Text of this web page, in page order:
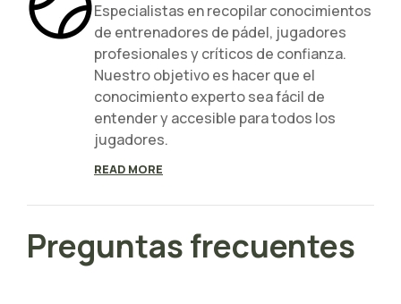
Especialistas en recopilar conocimientos
de entrenadores de pádel, jugadores
profesionales y críticos de confianza.
Nuestro objetivo es hacer que el
conocimiento experto sea fácil de
entender y accesible para todos los
jugadores.
READ MORE
Preguntas frecuentes